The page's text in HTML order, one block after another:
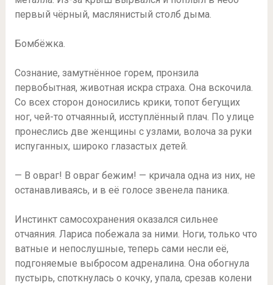
первый чёрный, маслянистый столб дыма.
Бомбёжка.
Сознание, замутнённое горем, пронзила
первобытная, животная искра страха. Она вскочила.
Со всех сторон доносились крики, топот бегущих
ног, чей-то отчаянный, исступлённый плач. По улице
пронеслись две женщины с узлами, волоча за руки
испуганных, широко глазастых детей.
— В овраг! В овраг бежим! — кричала одна из них, не
останавливаясь, и в её голосе звенела паника.
Инстинкт самосохранения оказался сильнее
отчаяния. Лариса побежала за ними. Ноги, только что
ватные и непослушные, теперь сами несли её,
подгоняемые выбросом адреналина. Она обогнула
пустырь, споткнулась о кочку, упала, срезав колени